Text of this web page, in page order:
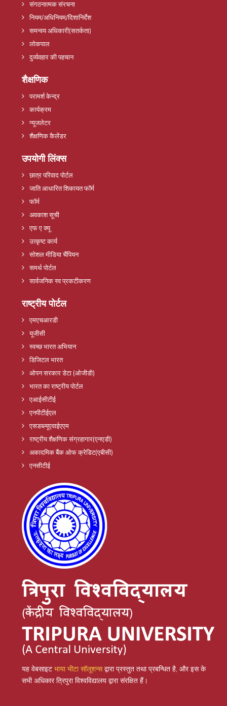
संगठनात्मक संरचना
नियम/अधिनियम/दिशानिर्देश
समन्वय अधिकारी(सतर्कता)
लोकपाल
दुर्व्यवहार की पहचान
शैक्षणिक
परामर्श केन्द्र
कार्यक्रम
न्यूजलेटर
शैक्षणिक कैलेंडर
उपयोगी लिंक्स
छात्र परिवाद पोर्टल
जाति आधारित शिकायत फॉर्म
फॉर्म
अवकाश सूची
एफ ए क्यू
उत्कृष्ट कार्य
सोशल मीडिया चैंपियन
समर्थ पोर्टल
सार्वजनिक स्व प्रकटीकरण
राष्ट्रीय पोर्टल
एमएचआरडी
यूजीसी
स्वच्छ भारत अभियान
डिजिटल भारत
ओपन सरकार डेटा (ओजीडी)
भारत का राष्ट्रीय पोर्टल
एआईसीटीई
एनपीटीईएल
एसडब्ल्यूएवाईएएम
राष्ट्रीय शैक्षणिक संग्रहागार(एनएडी)
अकादमिक बैंक ओफ क्रेडिट(एबीसी)
एनसीटीई
यह वेबसाइट भाया भीटा सॉलूशन्सद्वारा प्रस्तुत तथा प्रबन्धित है, और इस के
सभी अधिकार त्रिपुरा विश्वविद्यालय द्वारा संरक्षित हैं।